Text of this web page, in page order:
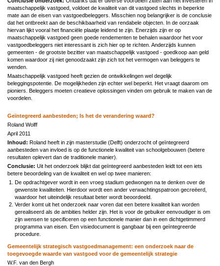
maatschappelijk vastgoed, voldoet de kwaliteit van dit vastgoed slechts in beperkte
mate aan de eisen van vastgoedbeleggers. Misschien nog belangrijker is de conclusie
dat het ontbreekt aan de beschikbaarheid van rendabele objecten. In de oorzaak
hiervan lijkt vooral het financiële plaatje leidend te zijn. Enerzijds zijn er op
maatschappelijk vastgoed geen goede rendementen te behalen waardoor het voor
vastgoedbeleggers niet interessant is zich hier op te richten. Anderzijds kunnen
gemeenten - de grootste bezitter van maatschappelijk vastgoed - goedkoop aan geld
komen waardoor zij niet genoodzaakt zijn zich tot het vermogen van beleggers te
wenden.
Maatschappelijk vastgoed heeft gezien de ontwikkelingen wel degelijk
beleggingspotentie. De mogelijkheden zijn echter wel beperkt. Het vraagt daarom om
pioniers. Beleggers moeten creatieve oplossingen vinden om gebruik te maken van de
voordelen.
Geïntegreerd aanbesteden; Is het de verandering waard?
Roland Wolff
April 2011
Inhoud: Roland heeft in zijn masterstudie (Delft) onderzocht of geïntegreerd
aanbesteden van invloed is op de functionele kwaliteit van schoolgebouwen (betere
resultaten oplevert dan de traditionele manier).
Conclusie: Uit het onderzoek blijkt dat geïntegreerd aanbesteden leidt tot een iets
betere beoordeling van de kwaliteit en wel op twee manieren:
De opdrachtgever wordt in een vroeg stadium gedwongen na te denken over de
gewenste kwaliteiten. Hierdoor wordt een ander verwachtingspatroon gecreëerd,
waardoor het uiteindelijk resultaat beter wordt beoordeeld.
Verder komt uit het onderzoek naar voren dat een betere kwaliteit kan worden
gerealiseerd als de ambities helder zijn. Het is voor de gebuiker eenvoudiger is om
zijn wensen te specificeren op een functionele manier dan in een dichtgetimmerd
programma van eisen. Een visiedocument is gangbaar bij een geïntegreerde
procedure.
Gemeentelijk strategisch vastgoedmanagement: een onderzoek naar de
toegevoegde waarde van vastgoed voor de gemeentelijk strategie
W.F. van den Bergh